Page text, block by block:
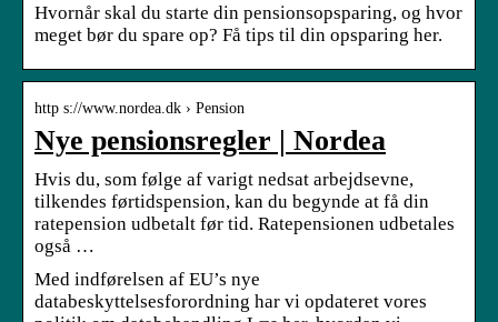
Hvornår skal du starte din pensionsopsparing, og hvor
meget bør du spare op? Få tips til din opsparing her.
http s://www.nordea.dk › Pension
Nye pensionsregler | Nordea
Hvis du, som følge af varigt nedsat arbejdsevne,
tilkendes førtidspension, kan du begynde at få din
ratepension udbetalt før tid. Ratepensionen udbetales
også …
Med indførelsen af EU’s nye
databeskyttelsesforordning har vi opdateret vores